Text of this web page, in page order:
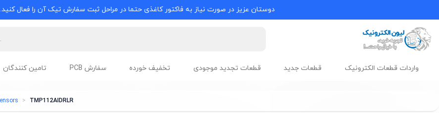
دوستان عزیز در صورت نیاز به فاکتور کاغذی حتما در مراحل ثبت سفارش تیک آن را فعال کنید.
واردات قطعات الکترونیک قطعات جدید قطعات تجدید موجودی تخفیف خورده سفارش PCB تامین کنندگان
TMP112AIDRLR